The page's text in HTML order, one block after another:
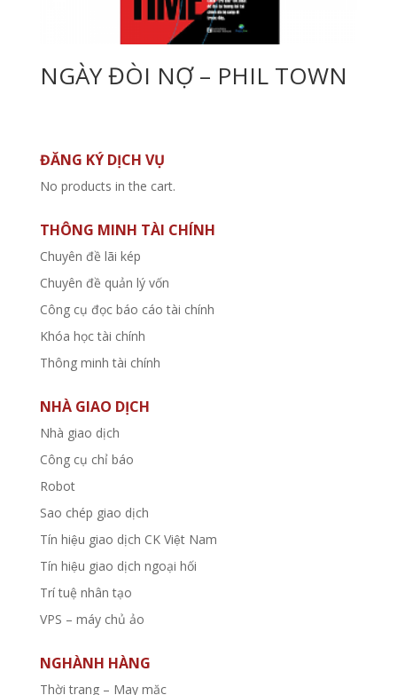
NGÀY ĐÒI NỢ – PHIL TOWN
ĐĂNG KÝ DỊCH VỤ
No products in the cart.
THÔNG MINH TÀI CHÍNH
Chuyên đề lãi kép
Chuyên đề quản lý vốn
Công cụ đọc báo cáo tài chính
Khóa học tài chính
Thông minh tài chính
NHÀ GIAO DỊCH
Nhà giao dịch
Công cụ chỉ báo
Robot
Sao chép giao dịch
Tín hiệu giao dịch CK Việt Nam
Tín hiệu giao dịch ngoại hối
Trí tuệ nhân tạo
VPS – máy chủ ảo
NGHÀNH HÀNG
Thời trang – May mặc